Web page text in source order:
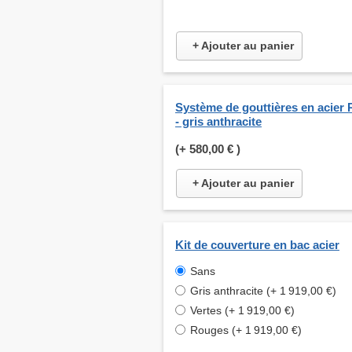
+ Ajouter au panier
Système de gouttières en acier
- gris anthracite
(+ 580,00 € )
+ Ajouter au panier
Kit de couverture en bac acier
Sans
Gris anthracite (+ 1 919,00 €)
Vertes (+ 1 919,00 €)
Rouges (+ 1 919,00 €)